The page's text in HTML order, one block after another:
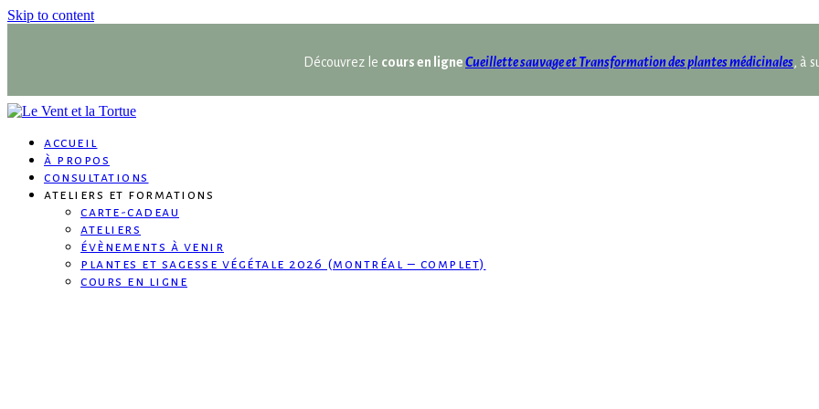
Skip to content
Découvrez le cours en ligneCueillette sauvage et Transformation des plantes médicinales, à
accueil
à propos
consultations
ateliers et formations
carte-cadeau
ateliers
évènements à venir
plantes et sagesse végétale 2026 (montréal – complet)
cours en ligne